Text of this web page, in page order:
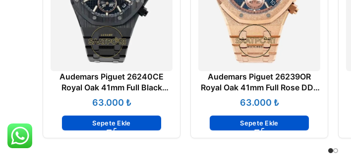
Audemars Piguet 26240CE
Royal Oak 41mm Full Black
Ceramic DDF Factory Grande
Tapisserie Dial 4401 Super
Clone ETA
₺
Sepete Ekle
Audemars Piguet 26239OR
Royal Oak 41mm Full Rose DDF
Factory Grande Tapisserie Mavi
Kadran 4401 Super Clone ETA
₺
Sepete Ekle